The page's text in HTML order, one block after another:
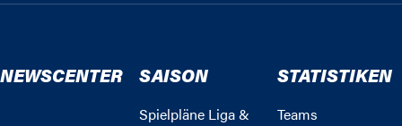
NEWSCENTER SAISON
Spielpläne Liga &
STATISTIKEN
Teams